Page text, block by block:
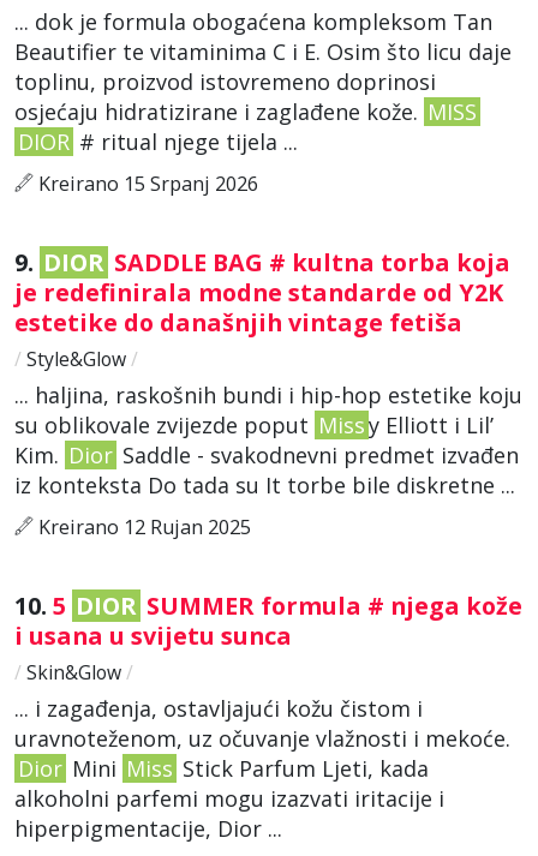
... dok je formula obogaćena kompleksom Tan
Beautifier te vitaminima C i E. Osim što licu daje
toplinu, proizvod istovremeno doprinosi
osjećaju hidratizirane i zaglađene kože. MISS
DIOR # ritual njege tijela ...
Kreirano 15 Srpanj 2026
9. DIOR SADDLE BAG # kultna torba koja
je redefinirala modne standarde od Y2K
estetike do današnjih vintage fetiša
/ Style&Glow/
... haljina, raskošnih bundi i hip-hop estetike koju
su oblikovale zvijezde poput Missy Elliott i Lil’
Kim. Dior Saddle - svakodnevni predmet izvađen
iz konteksta Do tada su It torbe bile diskretne ...
Kreirano 12 Rujan 2025
10. 5 DIOR SUMMER formula # njega kože
i usana u svijetu sunca
/ Skin&Glow/
... i zagađenja, ostavljajući kožu čistom i
uravnoteženom, uz očuvanje vlažnosti i mekoće.
Dior Mini Miss Stick Parfum Ljeti, kada
alkoholni parfemi mogu izazvati iritacije i
hiperpigmentacije, Dior ...